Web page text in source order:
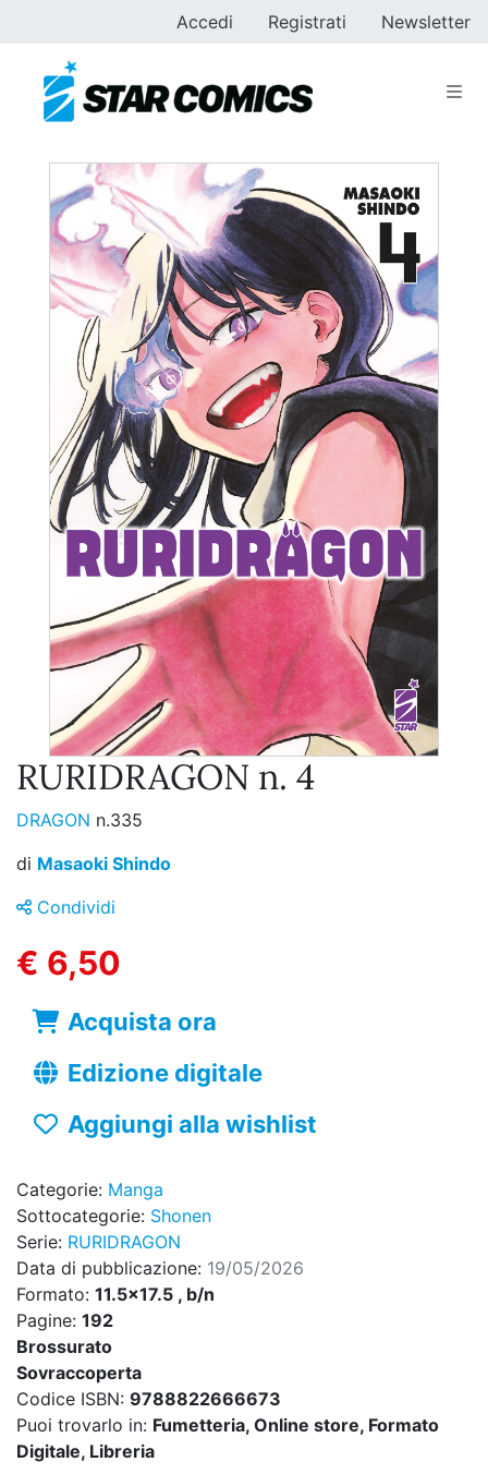
Accedi Registrati Newsletter
RURIDRAGON n. 4
DRAGON n.335
di Masaoki Shindo
Condividi
€ 6,50
Acquista ora
Edizione digitale
Aggiungi alla wishlist
Categorie: Manga
Sottocategorie: Shonen
Serie: RURIDRAGON
Data di pubblicazione: 19/05/2026
Formato: 11.5x17.5 , b/n
Pagine: 192
Brossurato
Sovraccoperta
Codice ISBN: 9788822666673
Puoi trovarlo in: Fumetteria, Online store, Formato
Digitale, Libreria